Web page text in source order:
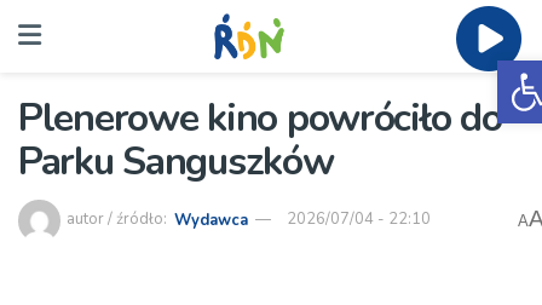
Plenerowe kino powróciło do
Parku Sanguszków
autor / źródło: Wydawca 2026/07/04 - 22:10 A